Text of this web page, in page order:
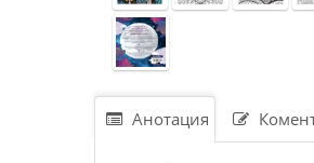
Анотация